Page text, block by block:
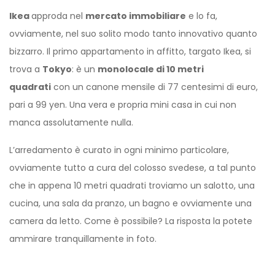
Ikeaapproda nel mercato immobiliare e lo fa,
ovviamente, nel suo solito modo tanto innovativo quanto
bizzarro. Il primo appartamento in affitto, targato Ikea, si
trova a Tokyo: è un monolocale di 10 metri
quadrati con un canone mensile di 77 centesimi di euro,
pari a 99 yen. Una vera e propria mini casa in cui non
manca assolutamente nulla.
L’arredamento è curato in ogni minimo particolare,
ovviamente tutto a cura del colosso svedese, a tal punto
che in appena 10 metri quadrati troviamo un salotto, una
cucina, una sala da pranzo, un bagno e ovviamente una
camera da letto. Come è possibile? La risposta la potete
ammirare tranquillamente in foto.